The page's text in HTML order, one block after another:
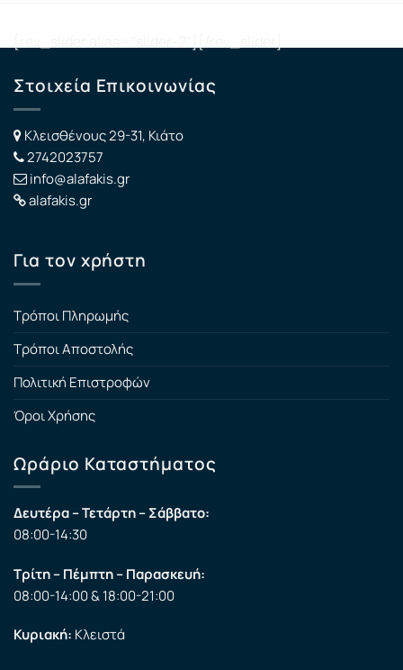
Στοιχεία Επικοινωνίας
Κλεισθένους 29-31, Κιάτο
2742023757
info@alafakis.gr
alafakis.gr
Για τον χρήστη
Τρόποι Πληρωμής
Τρόποι Αποστολής
Πολιτική Επιστροφών
Όροι Χρήσης
Ωράριο Καταστήματος
Δευτέρα – Τετάρτη – Σάββατο:
08:00-14:30
Τρίτη – Πέμπτη – Παρασκευή:
08:00-14:00 & 18:00-21:00
Κυριακή: Κλειστά